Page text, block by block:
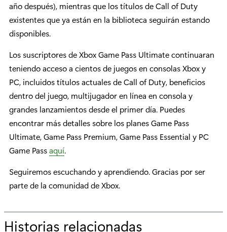
año después), mientras que los títulos de Call of Duty
existentes que ya están en la biblioteca seguirán estando
disponibles.
Los suscriptores de Xbox Game Pass Ultimate continuaran
teniendo acceso a cientos de juegos en consolas Xbox y
PC, incluidos títulos actuales de Call of Duty, beneficios
dentro del juego, multijugador en línea en consola y
grandes lanzamientos desde el primer día. Puedes
encontrar más detalles sobre los planes Game Pass
Ultimate, Game Pass Premium, Game Pass Essential y PC
Game Passaquí.
Seguiremos escuchando y aprendiendo. Gracias por ser
parte de la comunidad de Xbox.
Historias relacionadas